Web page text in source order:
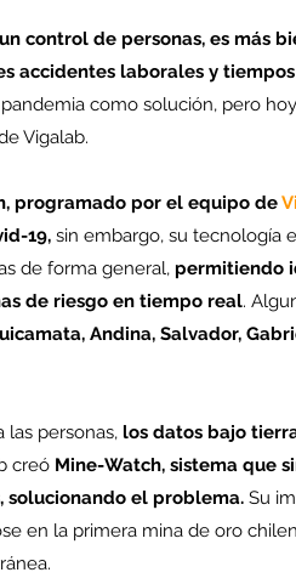
control de personas, es más
accidentes laborales y
como solución, pero
Vigalab.
programado por el equipo de
19, sin embargo, su tecnología
de forma general, permitiendo
de riesgo en tiempo real.
Andina, Salvador,
las personas, los datos bajo
creó Mine-Watch, sistema que
solucionando el problema. Su
en la primera mina de oro